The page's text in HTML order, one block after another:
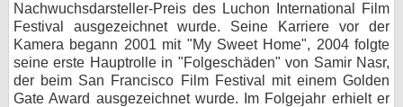
Nachwuchsdarsteller-Preis des Luchon International Film
Festival ausgezeichnet wurde. Seine Karriere vor der
Kamera begann 2001 mit "My Sweet Home", 2004 folgte
seine erste Hauptrolle in "Folgeschäden" von Samir Nasr,
der beim San Francisco Film Festival mit einem Golden
Gate Award ausgezeichnet wurde. Im Folgejahr erhielt er
Kontakt
Nutzungsbedingungen
Datenschutz